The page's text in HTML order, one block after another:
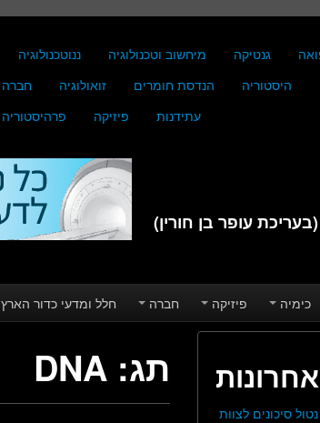
גנטיקה מיחשוב וטכנולוגיה ננוטכנולוגיה
היסטוריה הנדסת חומרים זואולוגיה חברה
עתידנות
פיזיקה פרהיסטוריה
עופר בן חורין)
כימיה פיזיקה חברה חלל ומדעי כדור הארץ
תג: DNA
MRI - האם המגנט החזק ב-MRI נטול סיכונים לצוות